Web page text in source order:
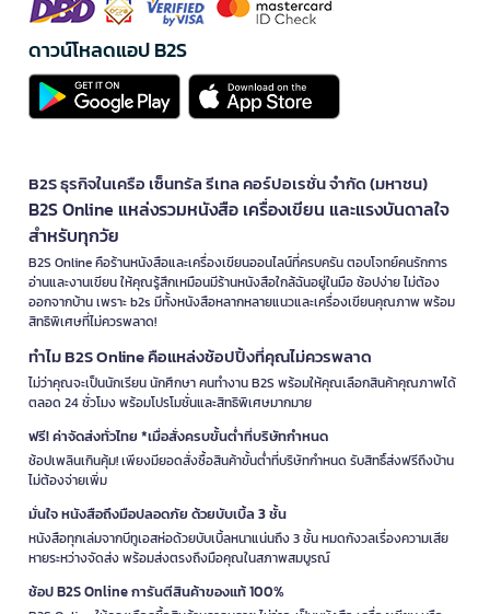
ดาวน์โหลดแอป B2S
B2S ธุรกิจในเครือ เซ็นทรัล รีเทล คอร์ปอเรชั่น จำกัด (มหาชน)
B2S Online แหล่งรวมหนังสือ เครื่องเขียน และแรงบันดาลใจ
สำหรับทุกวัย
B2S Online คือร้านหนังสือและเครื่องเขียนออนไลน์ที่ครบครัน ตอบโจทย์คนรักการ
อ่านและงานเขียน ให้คุณรู้สึกเหมือนมีร้านหนังสือใกล้ฉันอยู่ในมือ ช้อปง่าย ไม่ต้อง
ออกจากบ้าน เพราะ b2s มีทั้งหนังสือหลากหลายแนวและเครื่องเขียนคุณภาพ พร้อม
สิทธิพิเศษที่ไม่ควรพลาด!
ทำไม B2S Online คือแหล่งช้อปปิ้งที่คุณไม่ควรพลาด
ไม่ว่าคุณจะเป็นนักเรียน นักศึกษา คนทำงาน B2S พร้อมให้คุณเลือกสินค้าคุณภาพได้
ตลอด 24 ชั่วโมง พร้อมโปรโมชั่นและสิทธิพิเศษมากมาย
ฟรี! ค่าจัดส่งทั่วไทย *เมื่อสั่งครบขั้นต่ำที่บริษัทกำหนด
ช้อปเพลินเกินคุ้ม! เพียงมียอดสั่งซื้อสินค้าขั้นต่ำที่บริษัทกำหนด รับสิทธิ์ส่งฟรีถึงบ้าน
ไม่ต้องจ่ายเพิ่ม
มั่นใจ หนังสือถึงมือปลอดภัย ด้วยบับเบิ้ล 3 ชั้น
หนังสือทุกเล่มจากบีทูเอสห่อด้วยบับเบิ้ลหนาแน่นถึง 3 ชั้น หมดกังวลเรื่องความเสีย
หายระหว่างจัดส่ง พร้อมส่งตรงถึงมือคุณในสภาพสมบูรณ์
ช้อป B2S Online การันตีสินค้าของแท้ 100%